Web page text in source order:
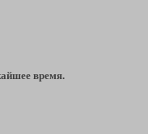
время.